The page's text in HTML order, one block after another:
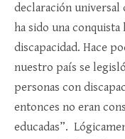
declaración universal
ha sido una
discapacidad. Hace
nuestro país se
personas con
entonces no eran
educadas”.